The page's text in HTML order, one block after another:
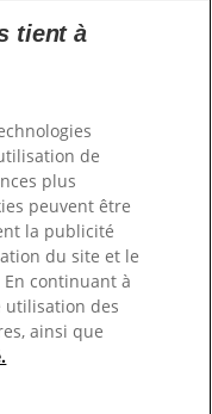
tient à
de
plus
peuvent être
la publicité
du site et le
continuant à
utilisation des
ainsi que